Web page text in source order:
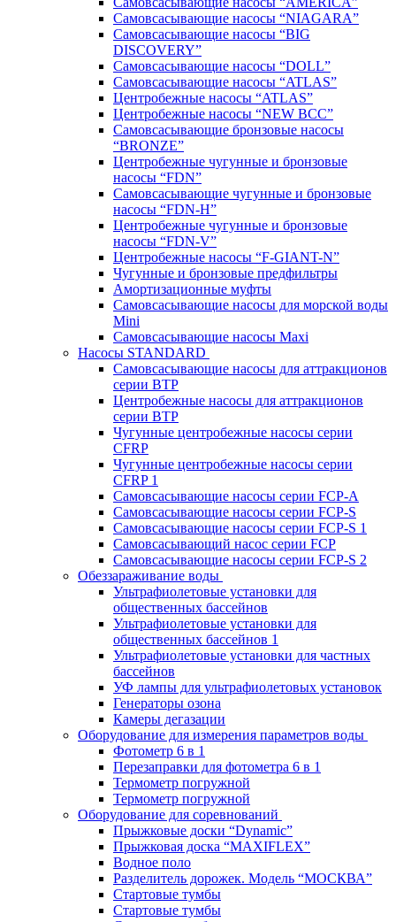
Самовсасывающие насосы “NIAGARA”
Самовсасывающие насосы “BIG
DISCOVERY”
Самовсасывающие насосы “DOLL”
Самовсасывающие насосы “ATLAS”
Центробежные насосы “ATLAS”
Центробежные насосы “NEW BCC”
Самовсасывающие бронзовые насосы
“BRONZE”
Центробежные чугунные и бронзовые
насосы “FDN”
Самовсасывающие чугунные и бронзовые
насосы “FDN-Н”
Центробежные чугунные и бронзовые
насосы “FDN-V”
Центробежные насосы “F-GIANT-N”
Чугунные и бронзовые предфильтры
Амортизационные муфты
Самовсасывающие насосы для морской воды
Mini
Самовсасывающие насосы Maxi
Насосы STANDARD
Самовсасывающие насосы для аттракционов
серии BTP
Центробежные насосы для аттракционов
серии BTP
Чугунные центробежные насосы серии
CFRP
Чугунные центробежные насосы серии
CFRP 1
Самовсасывающие насосы серии FCP-A
Самовсасывающие насосы серии FCP-S
Самовсасывающие насосы серии FCP-S 1
Самовсасывающий насос серии FCP
Самовсасывающие насосы серии FCP-S 2
Обеззараживание воды
Ультрафиолетовые установки для
общественных бассейнов
Ультрафиолетовые установки для
общественных бассейнов 1
Ультрафиолетовые установки для частных
бассейнов
УФ лампы для ультрафиолетовых установок
Генераторы озона
Камеры дегазации
Оборудование для измерения параметров воды
Фотометр 6 в 1
Перезаправки для фотометра 6 в 1
Термометр погружной
Термометр погружной
Оборудование для соревнований
Прыжковые доски “Dynamic”
Прыжковая доска “MAXIFLEX”
Водное поло
Разделитель дорожек. Модель “МОСКВА”
Стартовые тумбы
Стартовые тумбы